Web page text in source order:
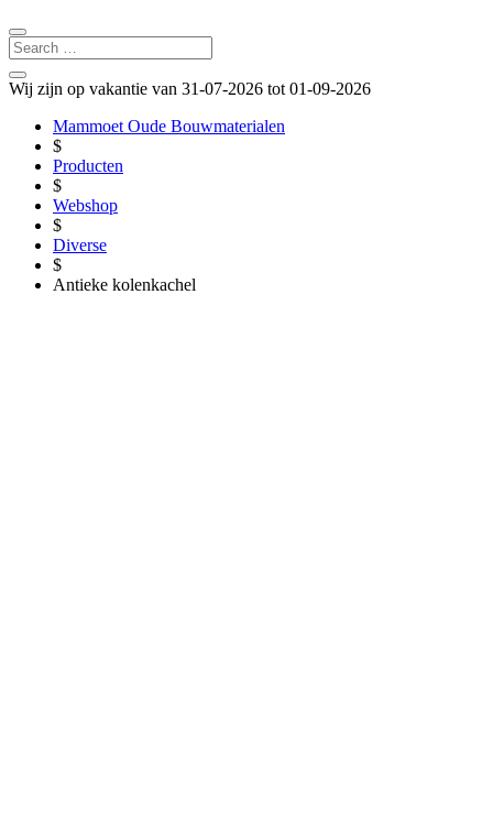
Wij zijn op vakantie van 31-07-2026 tot 01-09-2026
Mammoet Oude Bouwmaterialen
$
Producten
$
Webshop
$
Diverse
$
Antieke kolenkachel